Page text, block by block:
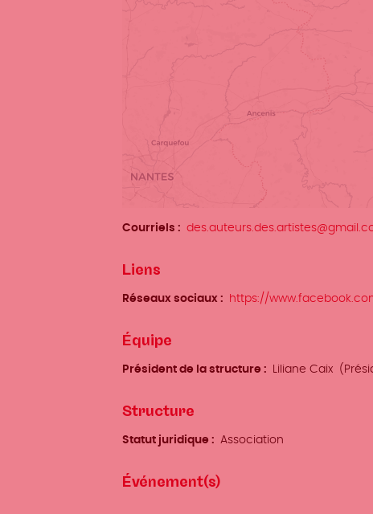
Courriels
Liens
Réseaux sociaux https://
Équipe
Président de la structure Liliane Caix
Structure
Statut juridique Association
Événement(s)